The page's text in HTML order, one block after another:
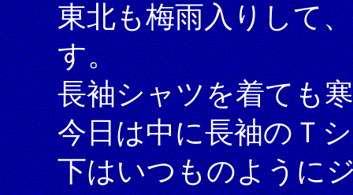
東北も梅雨入りして
す。
長袖シャツを着ても
今日は中に長袖のＴ
下はいつものように